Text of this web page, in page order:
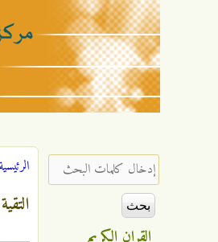
الإشعاع
الإسلامي أنت هنا
‏إدخال كلمات البحث ‏